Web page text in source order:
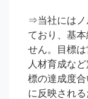
⇒当社にはノ
ており、基
せん。目標
人材育成な
標の達成度
に反映され